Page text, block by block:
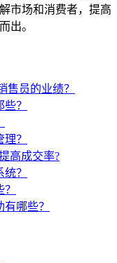
市场和消费者，提高
出。
售员的业绩？
？
？
高成交率?
？
哪些？